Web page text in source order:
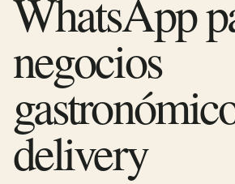
WhatsApp
negocios
delivery